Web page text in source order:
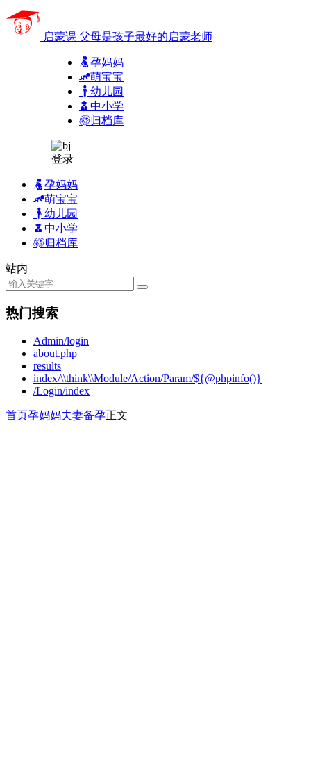
启蒙课 父母是孩子最好的启蒙老师
孕妈妈
萌宝宝
幼儿园
中小学
归档库
登录
孕妈妈
萌宝宝
幼儿园
中小学
归档库
站内
热门搜索
Admin/login
about.php
results
index/\\think\\Module/Action/Param/${@phpinfo()}
/Login/index
首页孕妈妈夫妻备孕正文